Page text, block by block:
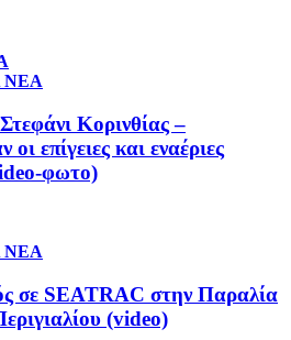
ΝΕΑ
Κορινθίας –
οι επίγειες και εναέριες
φωτο)
ΝΕΑ
σε SEATRAC στην Παραλία
(video)